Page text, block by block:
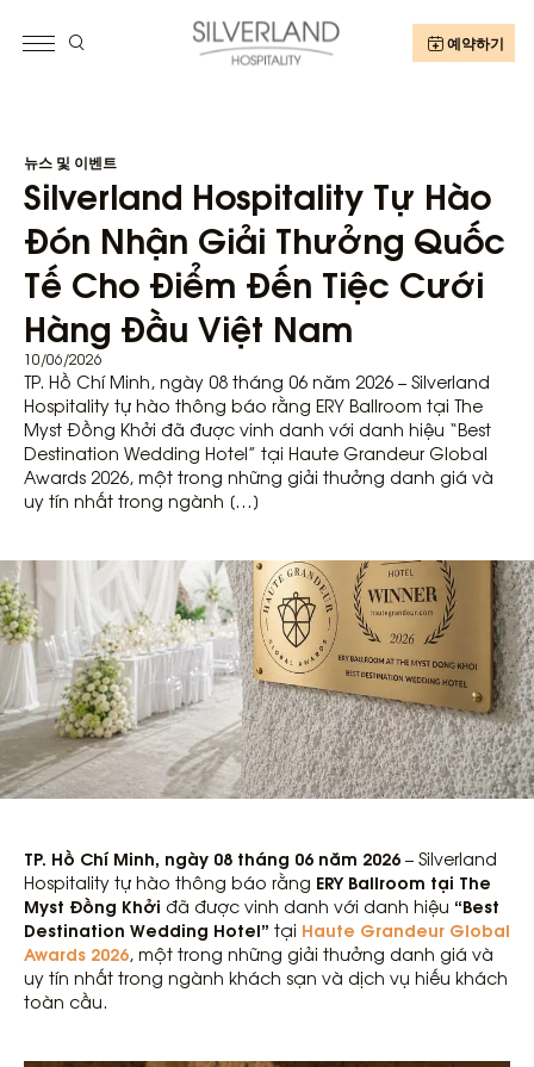
예약하기
뉴스 및 이벤트
Silverland Hospitality Tự Hào
Đón Nhận Giải Thưởng Quốc
Tế Cho Điểm Đến Tiệc Cưới
Hàng Đầu Việt Nam
10/06/2026
TP. Hồ Chí Minh, ngày 08 tháng 06 năm 2026 – Silverland
Hospitality tự hào thông báo rằng ERY Ballroom tại The
Myst Đồng Khởi đã được vinh danh với danh hiệu “Best
Destination Wedding Hotel” tại Haute Grandeur Global
Awards 2026, một trong những giải thưởng danh giá và
uy tín nhất trong ngành […]
TP. Hồ Chí Minh, ngày 08 tháng 06 năm 2026 – Silverland
Hospitality tự hào thông báo rằng ERY Ballroom tại The
Myst Đồng Khởi đã được vinh danh với danh hiệu “Best
Destination Wedding Hotel” tại Haute Grandeur Global
Awards 2026, một trong những giải thưởng danh giá và
uy tín nhất trong ngành khách sạn và dịch vụ hiếu khách
toàn cầu.